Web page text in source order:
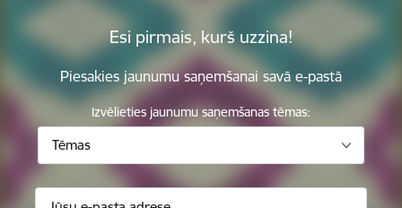
Esi pirmais, kurš uzzina!
Piesakies jaunumu saņemšanai savā e-pastā
Izvēlieties jaunumu saņemšanas tēmas:
Tēmas